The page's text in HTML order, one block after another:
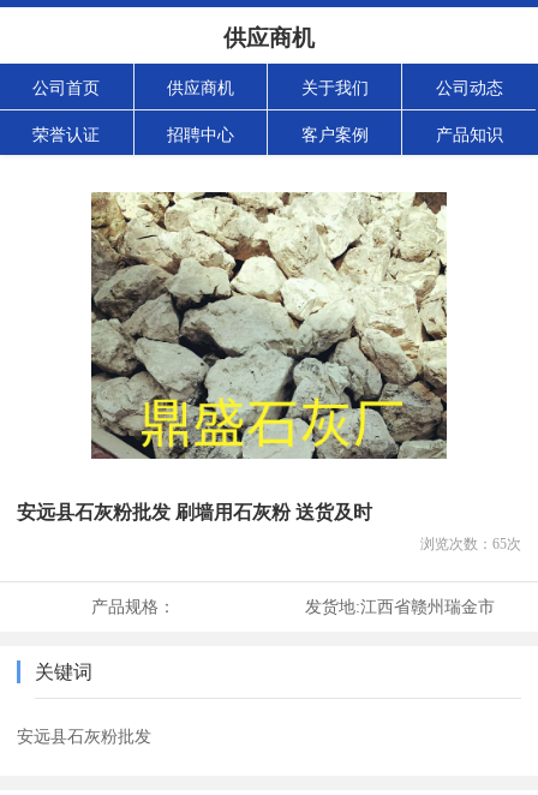
供应商机
公司首页 供应商机 关于我们 公司动态
荣誉认证 招聘中心 客户案例 产品知识
安远县石灰粉批发 刷墙用石灰粉 送货及时
浏览次数： 65次
产品规格： 发货地:江西省赣州瑞金市
关键词
安远县石灰粉批发